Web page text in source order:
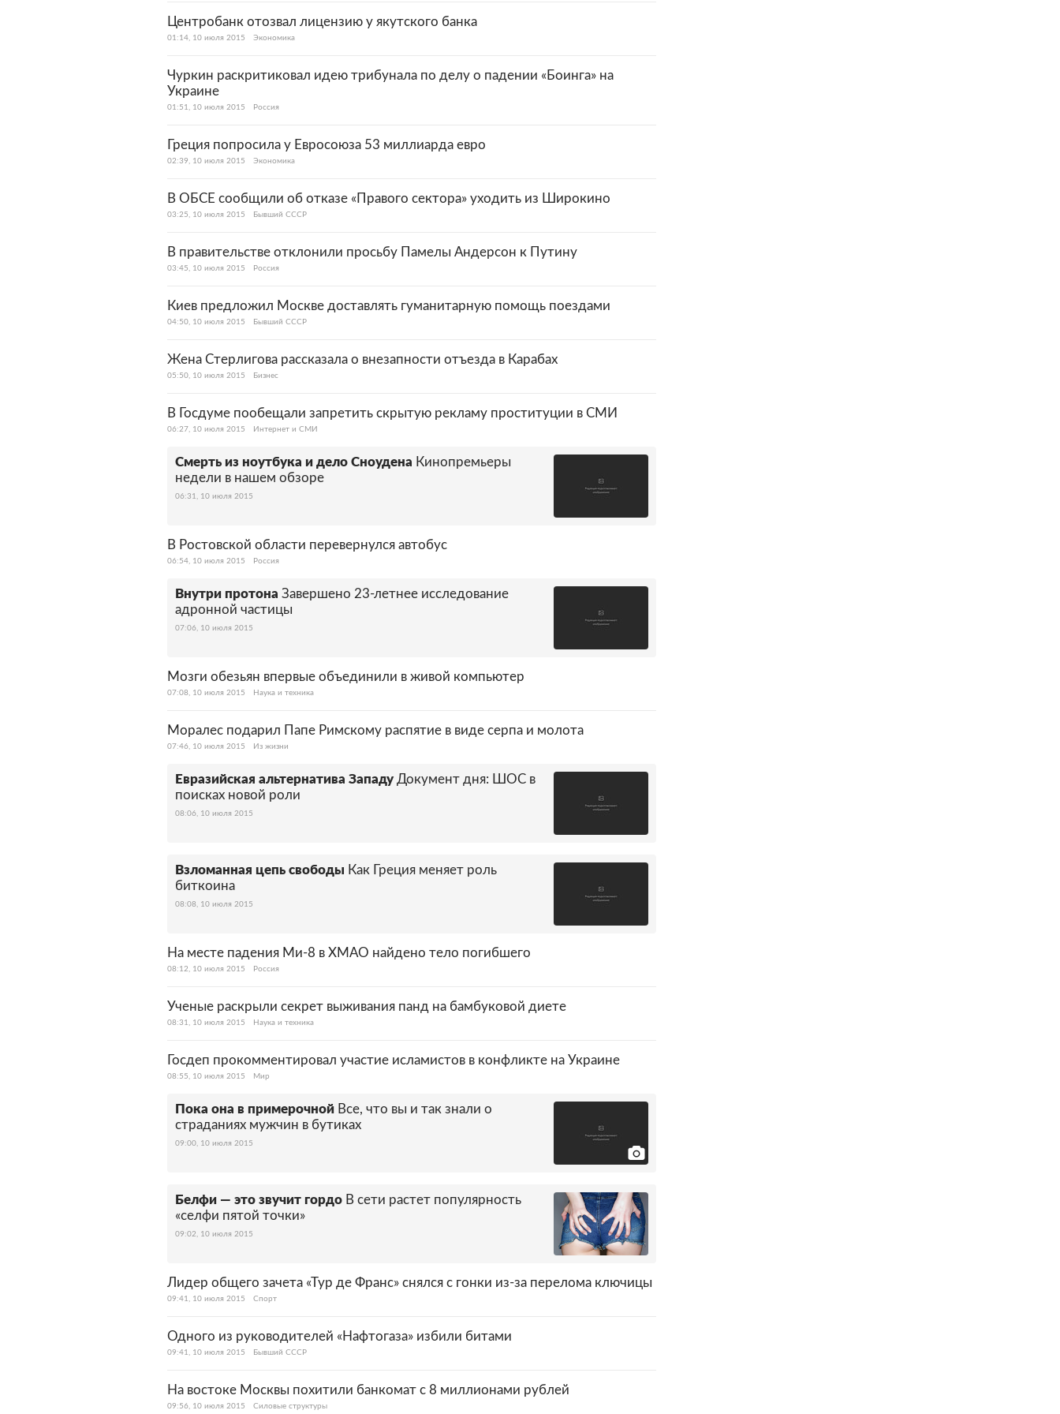
Центробанк отозвал лицензию у якутского банка
01:14, 10 июля 2015 Экономика
Чуркин раскритиковал идею трибунала по делу о падении «Боинга» на
Украине
01:51, 10 июля 2015 Россия
Греция попросила у Евросоюза 53 миллиарда евро
02:39, 10 июля 2015 Экономика
В ОБСЕ сообщили об отказе «Правого сектора» уходить из Широкино
03:25, 10 июля 2015 Бывший СССР
В правительстве отклонили просьбу Памелы Андерсон к Путину
03:45, 10 июля 2015 Россия
Киев предложил Москве доставлять гуманитарную помощь поездами
04:50, 10 июля 2015 Бывший СССР
Жена Стерлигова рассказала о внезапности отъезда в Карабах
05:50, 10 июля 2015 Бизнес
В Госдуме пообещали запретить скрытую рекламу проституции в СМИ
06:27, 10 июля 2015 Интернет и СМИ
Смерть из ноутбука и дело Сноудена Кинопремьеры
недели в нашем обзоре
06:31, 10 июля 2015
В Ростовской области перевернулся автобус
06:54, 10 июля 2015 Россия
Внутри протона Завершено 23-летнее исследование
адронной частицы
07:06, 10 июля 2015
Мозги обезьян впервые объединили в живой компьютер
07:08, 10 июля 2015 Наука и техника
Моралес подарил Папе Римскому распятие в виде серпа и молота
07:46, 10 июля 2015 Из жизни
Евразийская альтернатива Западу Документ дня: ШОС в
поисках новой роли
08:06, 10 июля 2015
Взломанная цепь свободы Как Греция меняет роль
биткоина
08:08, 10 июля 2015
На месте падения Ми-8 в ХМАО найдено тело погибшего
08:12, 10 июля 2015 Россия
Ученые раскрыли секрет выживания панд на бамбуковой диете
08:31, 10 июля 2015 Наука и техника
Госдеп прокомментировал участие исламистов в конфликте на Украине
08:55, 10 июля 2015 Мир
Пока она в примерочной Все, что вы и так знали о
страданиях мужчин в бутиках
09:00, 10 июля 2015
Белфи — это звучит гордо В сети растет популярность
«селфи пятой точки»
09:02, 10 июля 2015
Лидер общего зачета «Тур де Франс» снялся с гонки из-за перелома ключицы
09:41, 10 июля 2015 Спорт
Одного из руководителей «Нафтогаза» избили битами
09:41, 10 июля 2015 Бывший СССР
На востоке Москвы похитили банкомат c 8 миллионами рублей
09:56, 10 июля 2015 Силовые структуры